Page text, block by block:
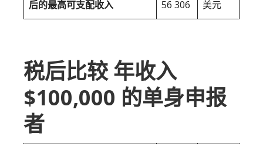
后的最高可支配收入
56 306
美元
税后比较 年收入
$100,000 的单身申报
者